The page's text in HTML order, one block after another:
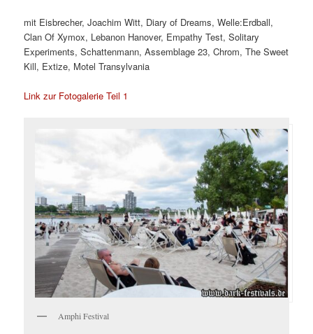
mit Eisbrecher, Joachim Witt, Diary of Dreams, Welle:Erdball,
Clan Of Xymox, Lebanon Hanover, Empathy Test, Solitary
Experiments, Schattenmann, Assemblage 23, Chrom, The Sweet
Kill, Extize, Motel Transylvania
Link zur Fotogalerie Teil 1
Amphi Festival